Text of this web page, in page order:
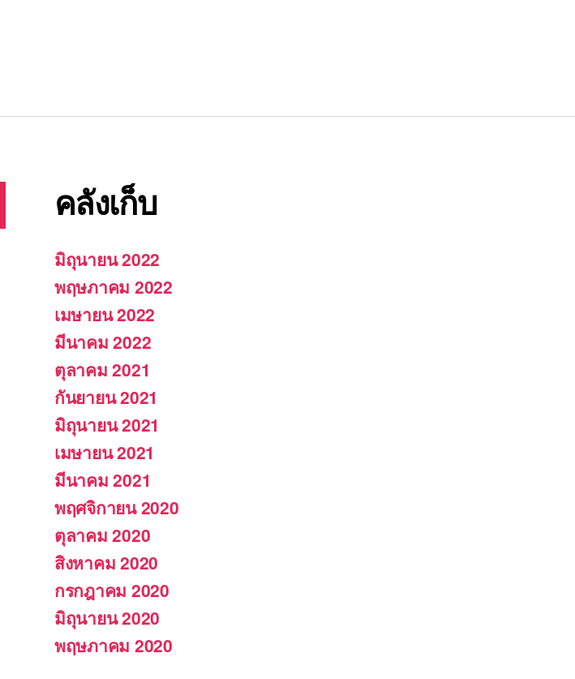
คลังเก็บ
มิถุนายน 2022
พฤษภาคม 2022
เมษายน 2022
มีนาคม 2022
ตุลาคม 2021
กันยายน 2021
มิถุนายน 2021
เมษายน 2021
มีนาคม 2021
พฤศจิกายน 2020
ตุลาคม 2020
สิงหาคม 2020
กรกฎาคม 2020
มิถุนายน 2020
พฤษภาคม 2020